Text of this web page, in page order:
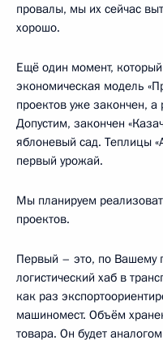
провалы, мы их сейчас
хорошо.
Ещё один момент,
экономическая модель
проектов уже закончен, а
Допустим, закончен
яблоневый сад. Теплицы
первый урожай.
Мы планируем
проектов.
Первый – это, по Вашему
логистический хаб в
как раз
машиномест. Объём
товара. Он будет